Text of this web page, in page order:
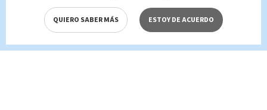
QUIERO SABER MÁS ESTOY DE ACUERDO